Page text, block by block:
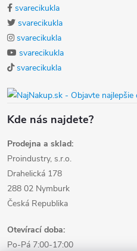
svarecikukla
svarecikukla
svarecikukla
svarecikukla
svarecikukla
Kde nás najdete?
Prodejna a sklad:
Proindustry, s.r.o.
Drahelická 178
288 02 Nymburk
Česká Republika
Otevírací doba:
Po-Pá 7:00-17:00